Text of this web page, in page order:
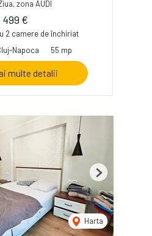
zona AUDI
499 €
2 camere de închiriat
Napoca
55 mp
multe detalii
Harta
Next